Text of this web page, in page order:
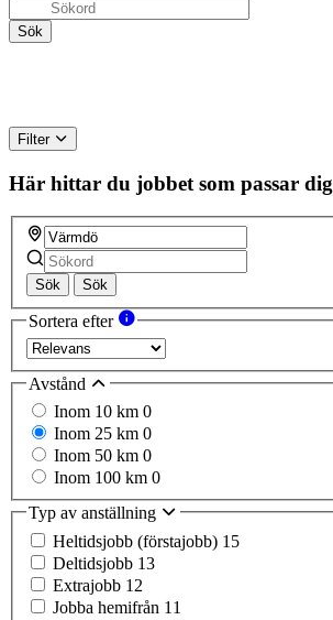
Filter
Här hittar du jobbet som passar dig
Sök Sök
Sortera efter
Avstånd
Inom 10 km 0
Inom 25 km 0
Inom 50 km 0
Inom 100 km 0
Typ av anställning
Heltidsjobb (förstajobb) 15
Deltidsjobb 13
Extrajobb 12
Jobba hemifrån 11